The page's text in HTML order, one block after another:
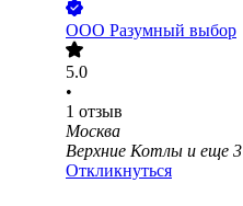
ООО Разумный выбор
5.0
•
1 отзыв
Москва
Верхние Котлы и еще 3
Откликнуться